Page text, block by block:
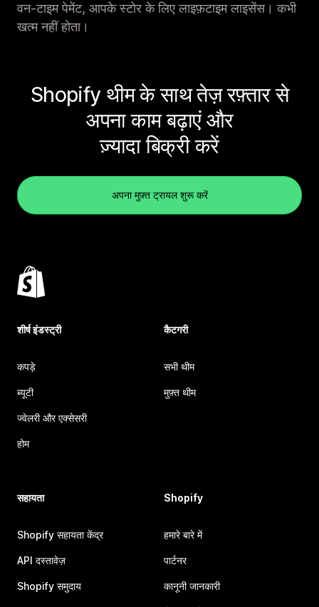
वन-टाइम पेमेंट, आपके स्टोर के लिए लाइफ़टाइम लाइसेंस। कभी
खत्म नहीं होता।
Shopify थीम के साथ तेज़ रफ़्तार से
अपना काम बढ़ाएं और
ज़्यादा बिक्री करें
अपना मुफ़्त ट्रायल शुरू करें
शीर्ष इंडस्ट्री
कपड़े
ब्यूटी
ज्वेलरी और एक्सेसरी
होम
कैटगरी
सभी थीम
मुफ़्त थीम
सहायता
Shopify सहायता केंद्र
API दस्तावेज़
Shopify समुदाय
Shopify
हमारे बारे में
पार्टनर
कानूनी जानकारी